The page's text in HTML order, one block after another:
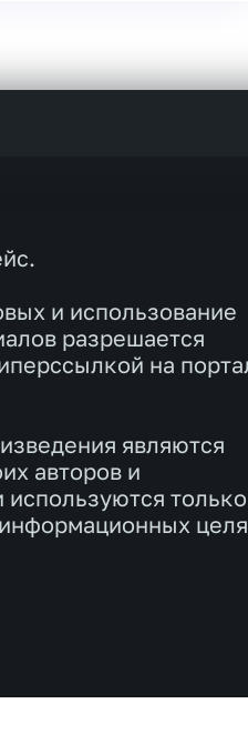
и использование
разрешается
на
являются
авторов и
используются